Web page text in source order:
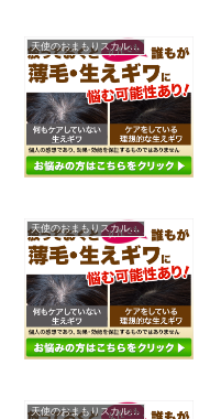
天使のおまもりスカルプ美容液
天使のおまもりスカルプ美容液
天使のおまもりスカルプ美容液